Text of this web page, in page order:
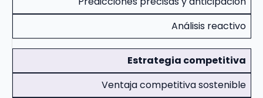
Análisis reactivo
Estrategia competitiva
Ventaja competitiva sostenible